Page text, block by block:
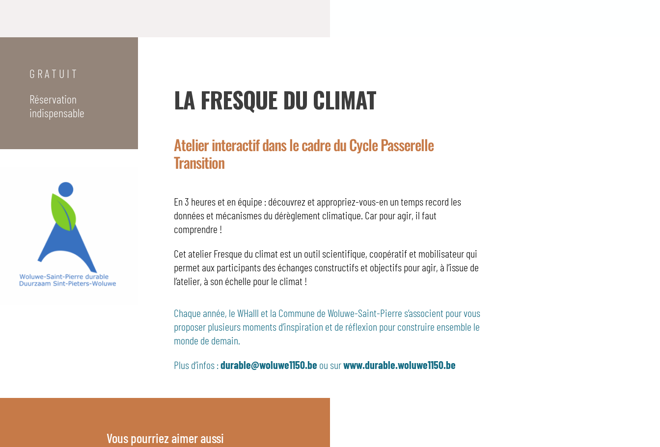
G R A T U I T
Réservation
indispensable
LA FRESQUE DU CLIMAT
Atelier interactif dans le cadre du Cycle Passerelle
Transition
En 3 heures et en équipe : découvrez et appropriez-vous-en un temps record les
données et mécanismes du dérèglement climatique. Car pour agir, il faut
comprendre !
Cet atelier Fresque du climat est un outil scientifique, coopératif et mobilisateur qui
permet aux participants des échanges constructifs et objectifs pour agir, à l’issue de
l’atelier, à son échelle pour le climat !
Chaque année, le WHalll et la Commune de Woluwe-Saint-Pierre s’associent pour vous
proposer plusieurs moments d’inspiration et de réflexion pour construire ensemble le
monde de demain.
Plus d’infos :durable@woluwe1150.be ou surwww.durable.woluwe1150.be
Vous pourriez aimer aussi